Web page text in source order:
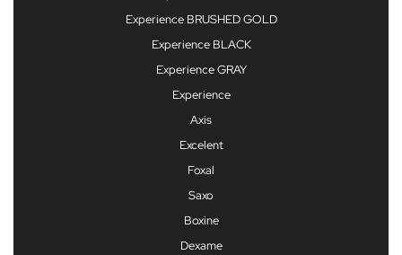
Experience BRUSHED GOLD
Experience BLACK
Experience GRAY
Experience
Axis
Excelent
Foxal
Saxo
Boxine
Dexame